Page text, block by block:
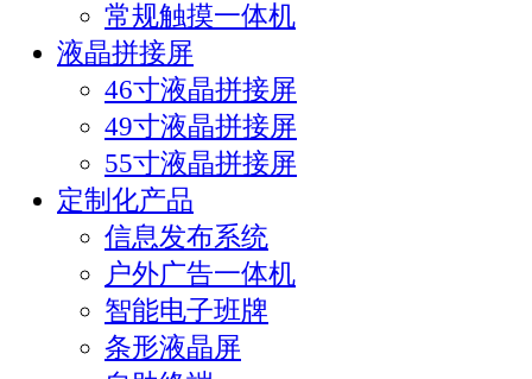
常规触摸一体机
液晶拼接屏
46寸液晶拼接屏
49寸液晶拼接屏
55寸液晶拼接屏
定制化产品
信息发布系统
户外广告一体机
智能电子班牌
条形液晶屏